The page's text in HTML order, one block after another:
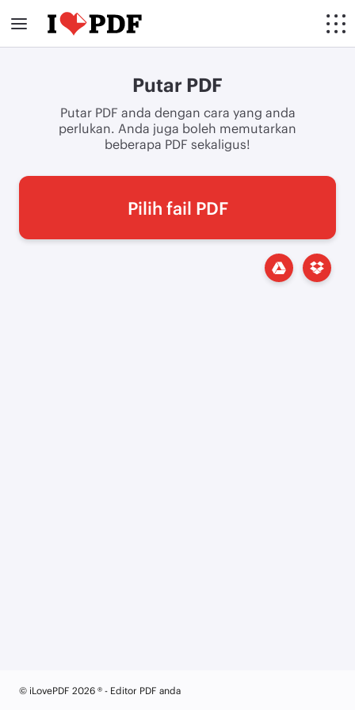
Putar PDF
Putar PDF anda dengan cara yang anda
perlukan. Anda juga boleh memutarkan
beberapa PDF sekaligus!
Pilih fail PDF
© iLovePDF 2026 ® - Editor PDF anda